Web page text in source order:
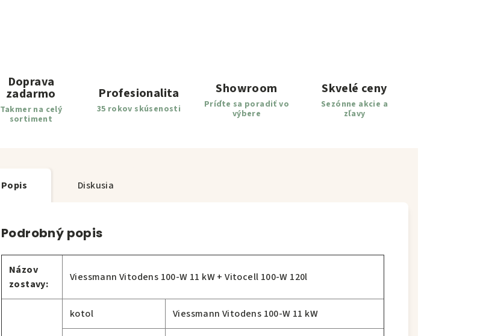
Doprava
zadarmo
Takmer na celý
sortiment
Profesionalita
35 rokov skúsenosti
Showroom
Príďte sa poradiť vo
výbere
Skvelé ceny
Sezónne akcie a
zľavy
Popis Diskusia
Podrobný popis
Názov
zostavy:
Viessmann Vitodens 100-W 11 kW + Vitocell 100-W 120l
kotol Viessmann Vitodens 100-W 11 kW